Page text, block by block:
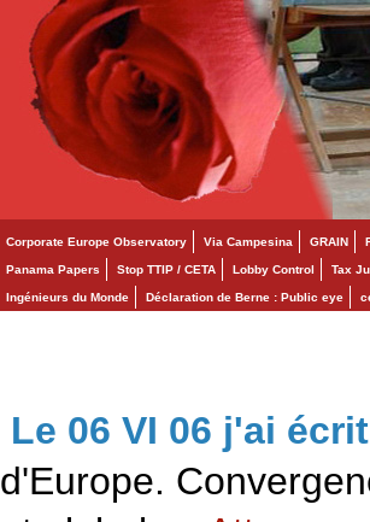
Corporate Europe Observatory Via Campesina GRAIN
Panama Papers Stop TTIP / CETA Lobby Control Tax
Ingénieurs du Monde Déclaration de Berne : Public eye
Le 06 VI 06 j'ai écrit
d'Europe.